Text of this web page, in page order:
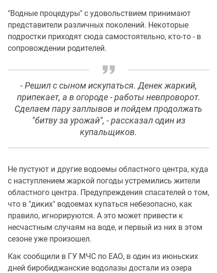
"Водные процедуры" с удовольствием принимают
представители различных поколений. Некоторые
подростки приходят сюда самостоятельно, кто-то - в
сопровождении родителей.
- Решил с сыном искупаться. Денек жаркий,
припекает, а в огороде - работы невпроворот.
Сделаем пару заплывов и пойдем продолжать
"битву за урожай", - рассказал один из
купальщиков.
Не пустуют и другие водоемы областного центра, куда
с наступлением жаркой погоды устремились жители
областного центра. Предупреждения спасателей о том,
что в "диких" водоемах купаться небезопасно, как
правило, игнорируются. А это может привести к
несчастным случаям на воде, и первый из них в этом
сезоне уже произошел.
Как сообщили в ГУ МЧС по ЕАО, в один из июньских
дней биробиджанские водолазы достали из озера